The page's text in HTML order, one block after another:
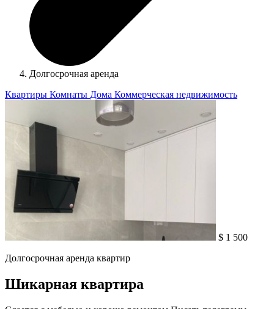
Долгосрочная аренда
Квартиры Комнаты Дома Коммерческая недвижимость
$ 1 500
Долгосрочная аренда квартир
Шикарная квартира